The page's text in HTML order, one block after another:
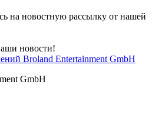
на новостную рассылку от нашей
новости!
GmbH